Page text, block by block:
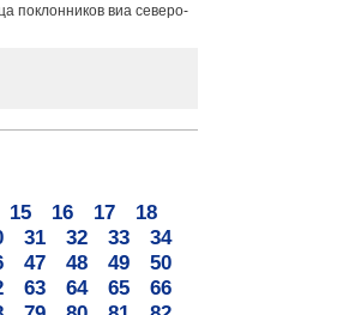
поклонников виа северо-
15 16 17
18
31 32 33
34
47 48 49
50
63 64 65
66